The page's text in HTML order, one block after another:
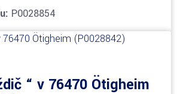
P0028854
“ v 76470 Ötigheim